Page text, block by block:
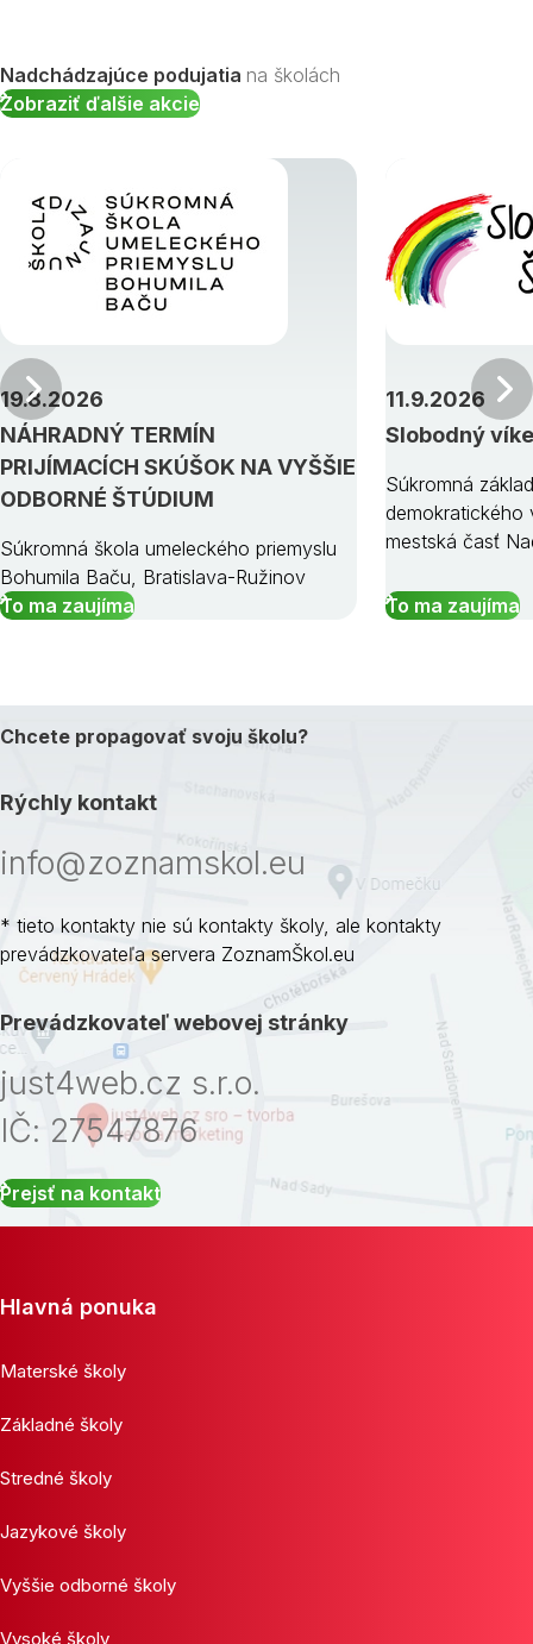
Nadchádzajúce podujatia na školách
Zobraziť ďalšie akcie
NÁHRADNÝ TERMÍN
PRIJÍMACÍCH SKÚŠOK NA VYŠŠIE
ODBORNÉ ŠTÚDIUM
19.8.2026
Súkromná škola umeleckého priemyslu
Bohumila Baču, Bratislava-Ružinov
To ma zaujíma
Slobodný
11.9.2026
Súkromná
demokratického
mestská časť
To ma zaujíma
Predchádzajúci
Chcete propagovať svoju školu?
Rýchly kontakt
info@zoznamskol.eu
* tieto kontakty nie sú kontakty školy, ale kontakty
prevádzkovateľa servera ZoznamŠkol.eu
Prevádzkovateľ webovej stránky
just4web.cz s.r.o.
IČ: 27547876
Prejsť na kontakt
Hlavná ponuka
Materské školy
Základné školy
Stredné školy
Jazykové školy
Vyššie odborné školy
Vysoké školy